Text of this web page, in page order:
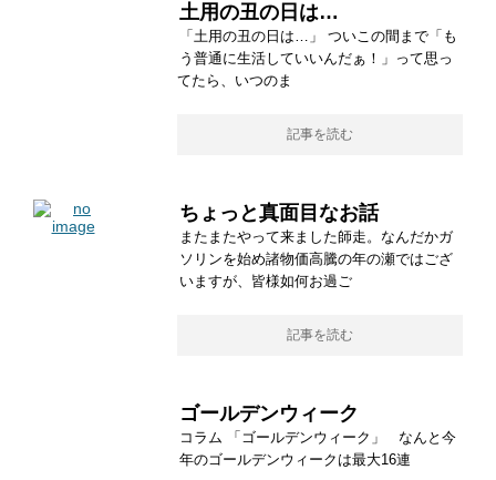
土用の丑の日は…
「土用の丑の日は…」 ついこの間まで「も
う普通に生活していいんだぁ！」って思っ
てたら、いつのま
記事を読む
ちょっと真面目なお話
またまたやって来ました師走。なんだかガ
ソリンを始め諸物価高騰の年の瀬ではござ
いますが、皆様如何お過ご
記事を読む
ゴールデンウィーク
コラム 「ゴールデンウィーク」 なんと今
年のゴールデンウィークは最大16連